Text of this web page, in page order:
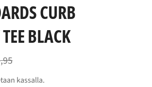
CURB
BLACK
kassalla.